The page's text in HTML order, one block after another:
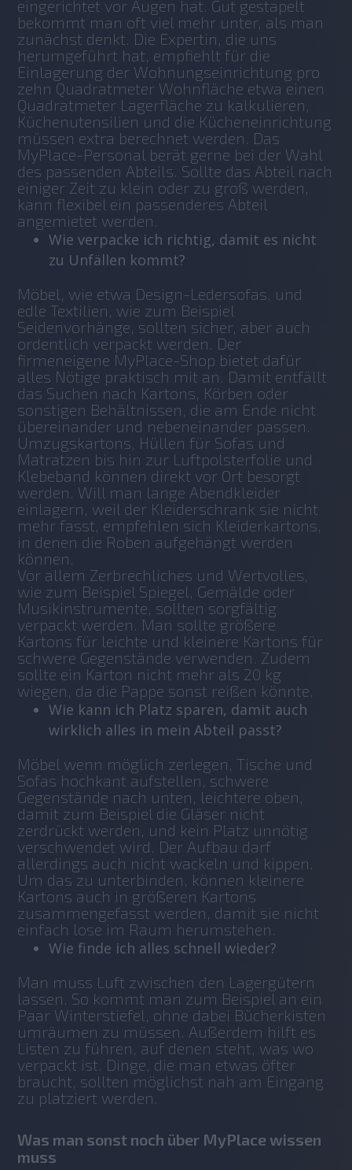
eingerichtet vor Augen hat. Gut gestapelt
bekommt man oft viel mehr unter, als man
zunächst denkt. Die Expertin, die uns
herumgeführt hat, empfiehlt für die
Einlagerung der Wohnungseinrichtung pro
zehn Quadratmeter Wohnfläche etwa einen
Quadratmeter Lagerfläche zu kalkulieren,
Küchenutensilien und die Kücheneinrichtung
müssen extra berechnet werden. Das
MyPlace-Personal berät gerne bei der Wahl
des passenden Abteils. Sollte das Abteil nach
einiger Zeit zu klein oder zu groß werden,
kann flexibel ein passenderes Abteil
angemietet werden.
Wie verpacke ich richtig, damit es nicht
zu Unfällen kommt?
Möbel, wie etwa Design-Ledersofas, und
edle Textilien, wie zum Beispiel
Seidenvorhänge, sollten sicher, aber auch
ordentlich verpackt werden. Der
firmeneigene MyPlace-Shop bietet dafür
alles Nötige praktisch mit an. Damit entfällt
das Suchen nach Kartons, Körben oder
sonstigen Behältnissen, die am Ende nicht
übereinander und nebeneinander passen.
Umzugskartons, Hüllen für Sofas und
Matratzen bis hin zur Luftpolsterfolie und
Klebeband können direkt vor Ort besorgt
werden. Will man lange Abendkleider
einlagern, weil der Kleiderschrank sie nicht
mehr fasst, empfehlen sich Kleiderkartons,
in denen die Roben aufgehängt werden
können.
Vor allem Zerbrechliches und Wertvolles,
wie zum Beispiel Spiegel, Gemälde oder
Musikinstrumente, sollten sorgfältig
verpackt werden. Man sollte größere
Kartons für leichte und kleinere Kartons für
schwere Gegenstände verwenden. Zudem
sollte ein Karton nicht mehr als 20 kg
wiegen, da die Pappe sonst reißen könnte.
Wie kann ich Platz sparen, damit auch
wirklich alles in mein Abteil passt?
Möbel wenn möglich zerlegen, Tische und
Sofas hochkant aufstellen, schwere
Gegenstände nach unten, leichtere oben,
damit zum Beispiel die Gläser nicht
zerdrückt werden, und kein Platz unnötig
verschwendet wird. Der Aufbau darf
allerdings auch nicht wackeln und kippen.
Um das zu unterbinden, können kleinere
Kartons auch in größeren Kartons
zusammengefasst werden, damit sie nicht
einfach lose im Raum herumstehen.
Wie finde ich alles schnell wieder?
Man muss Luft zwischen den Lagergütern
lassen. So kommt man zum Beispiel an ein
Paar Winterstiefel, ohne dabei Bücherkisten
umräumen zu müssen. Außerdem hilft es
Listen zu führen, auf denen steht, was wo
verpackt ist. Dinge, die man etwas öfter
braucht, sollten möglichst nah am Eingang
zu platziert werden.
Was man sonst noch über MyPlace wissen
muss